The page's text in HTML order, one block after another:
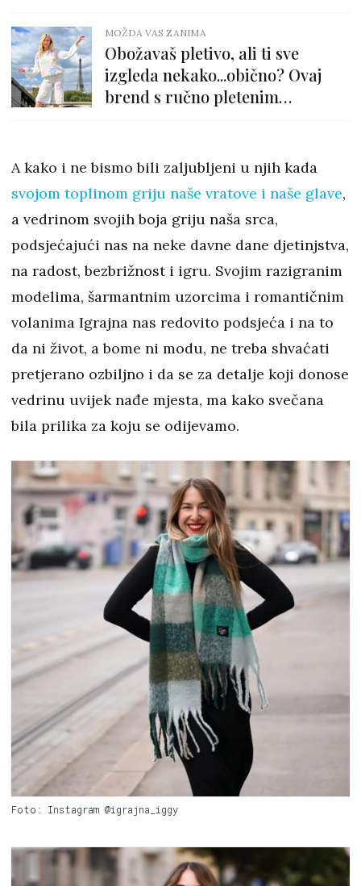
MOŽDA VAS ZANIMA
Obožavaš pletivo, ali ti sve
izgleda nekako...obično? Ovaj
brend s ručno pletenim
A kako i ne bismo bili zaljubljeni u njih kada
svojom toplinom griju naše vratove i naše glave,
a vedrinom svojih boja griju naša srca,
podsjećajući nas na neke davne dane djetinjstva,
na radost, bezbrižnost i igru. Svojim razigranim
modelima, šarmantnim uzorcima i romantičnim
volanima Igrajna nas redovito podsjeća i na to
da ni život, a bome ni modu, ne treba shvaćati
pretjerano ozbiljno i da se za detalje koji donose
vedrinu uvijek nađe mjesta, ma kako svečana
bila prilika za koju se odijevamo.
Foto: Instagram @igrajna_iggy